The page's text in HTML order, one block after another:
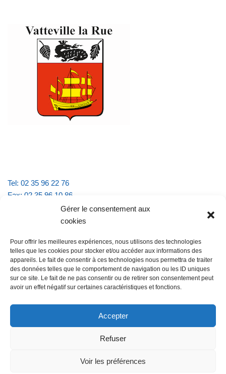
Gérer le consentement aux
cookies
Pour offrir les meilleures expériences, nous utilisons des technologies
telles que les cookies pour stocker et/ou accéder aux informations des
appareils. Le fait de consentir à ces technologies nous permettra de traiter
des données telles que le comportement de navigation ou les ID uniques
sur ce site. Le fait de ne pas consentir ou de retirer son consentement peut
avoir un effet négatif sur certaines caractéristiques et fonctions.
Accepter
Refuser
Voir les préférences
Tel: 02 35 96 22 76
Fax: 02 35 96 10 86
Email : mairie.vattevillelarue@wanadoo.fr
lundi et jeudi de 9h à 11h30
mardi et vendredi de 16h à 18h30
@Vatteville-la-rue mentions légales